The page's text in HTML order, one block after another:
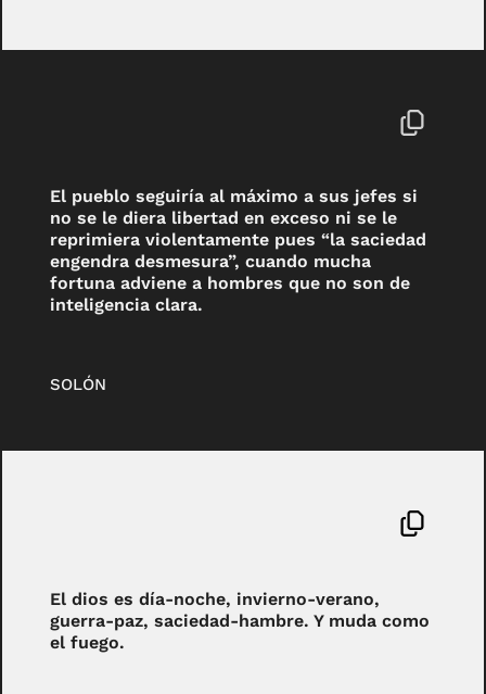
El pueblo seguiría al máximo a sus jefes si
no se le diera libertad en exceso ni se le
reprimiera violentamente pues “la saciedad
engendra desmesura”, cuando mucha
fortuna adviene a hombres que no son de
inteligencia clara.
SOLÓN
El dios es día-noche, invierno-verano,
guerra-paz, saciedad-hambre. Y muda como
el fuego.